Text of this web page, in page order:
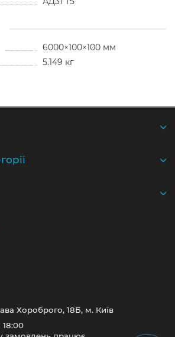
6000×100×100 мм
5.149 кг
Хороброго, 18Б, м. Київ